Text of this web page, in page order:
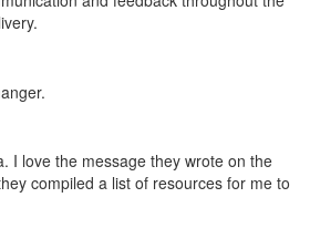
I love the message they wrote on the
compiled a list of resources for me to